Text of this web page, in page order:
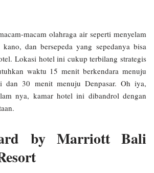
macam olahraga air seperti menyelam
dan bersepeda yang sepedanya bisa
Lokasi hotel ini cukup terbilang strategis
waktu 15 menit berkendara menuju
dan 30 menit menuju Denpasar. Oh iya,
nya, kamar hotel ini dibandrol dengan
by Marriott Bali